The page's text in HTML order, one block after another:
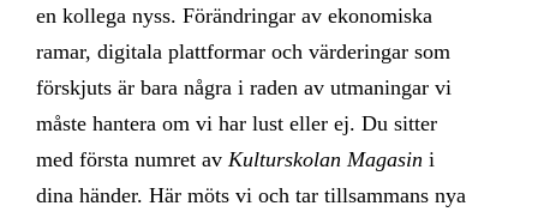
en kollega nyss. Förändringar av ekonomiska
ramar, digitala plattformar och värderingar som
förskjuts är bara några i raden av utmaningar vi
måste hantera om vi har lust eller ej. Du sitter
med första numret av Kulturskolan Magasin i
dina händer. Här möts vi och tar tillsammans nya